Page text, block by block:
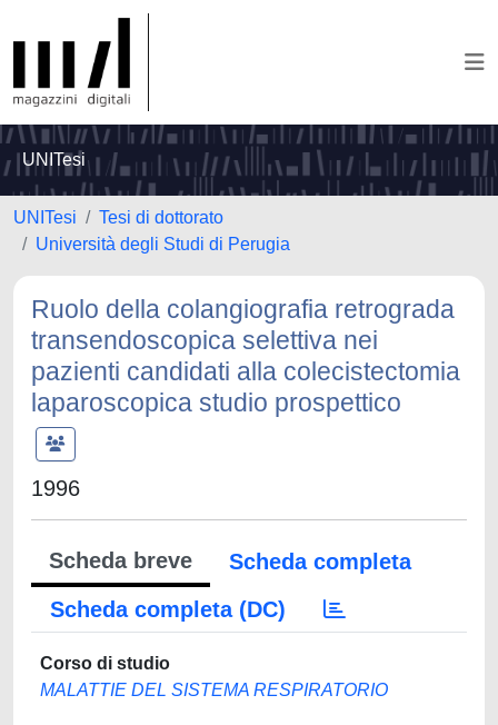
UNITesi
UNITesi
Tesi di dottorato
Università degli Studi di Perugia
Ruolo della colangiografia retrograda
transendoscopica selettiva nei
pazienti candidati alla colecistectomia
laparoscopica studio prospettico
1996
Scheda breve
Scheda completa
Scheda completa (DC)
Corso di studio
MALATTIE DEL SISTEMA RESPIRATORIO